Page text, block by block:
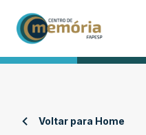
Voltar para Home